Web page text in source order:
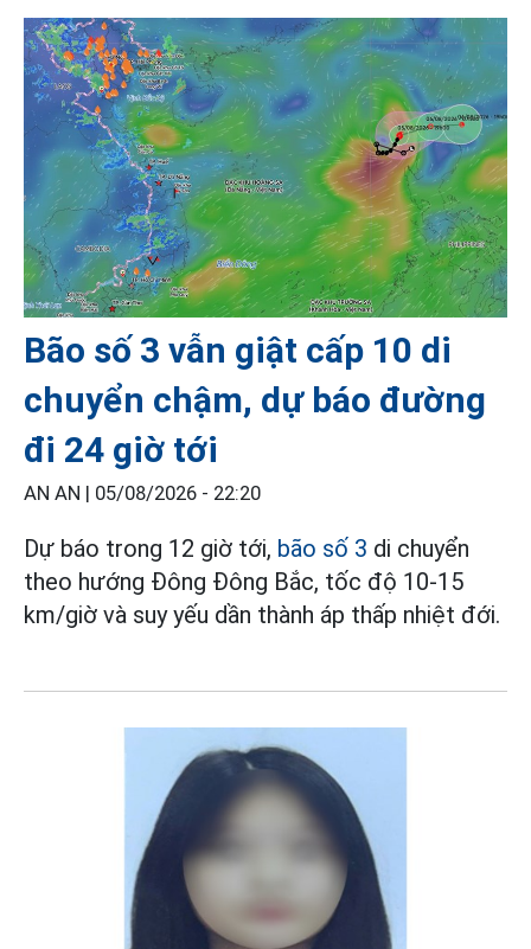
Bão số 3 vẫn giật cấp 10 di
chuyển chậm, dự báo đường
đi 24 giờ tới
AN AN | 05/08/2026 - 22:20
Dự báo trong 12 giờ tới, bão số 3 di chuyển
theo hướng Đông Đông Bắc, tốc độ 10-15
km/giờ và suy yếu dần thành áp thấp nhiệt đới.